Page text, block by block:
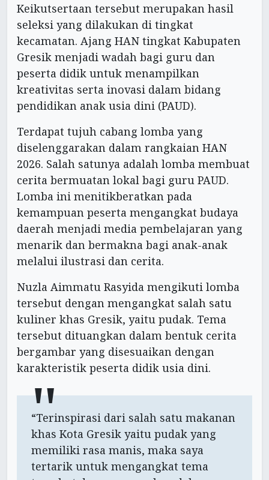
Keikutsertaan tersebut merupakan hasil
seleksi yang dilakukan di tingkat
kecamatan. Ajang HAN tingkat Kabupaten
Gresik menjadi wadah bagi guru dan
peserta didik untuk menampilkan
kreativitas serta inovasi dalam bidang
pendidikan anak usia dini (PAUD).
Terdapat tujuh cabang lomba yang
diselenggarakan dalam rangkaian HAN
2026. Salah satunya adalah lomba membuat
cerita bermuatan lokal bagi guru PAUD.
Lomba ini menitikberatkan pada
kemampuan peserta mengangkat budaya
daerah menjadi media pembelajaran yang
menarik dan bermakna bagi anak-anak
melalui ilustrasi dan cerita.
Nuzla Aimmatu Rasyida mengikuti lomba
tersebut dengan mengangkat salah satu
kuliner khas Gresik, yaitu pudak. Tema
tersebut dituangkan dalam bentuk cerita
bergambar yang disesuaikan dengan
karakteristik peserta didik usia dini.
“Terinspirasi dari salah satu makanan
khas Kota Gresik yaitu pudak yang
memiliki rasa manis, maka saya
tertarik untuk mengangkat tema